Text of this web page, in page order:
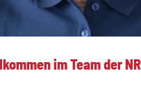
im Team der